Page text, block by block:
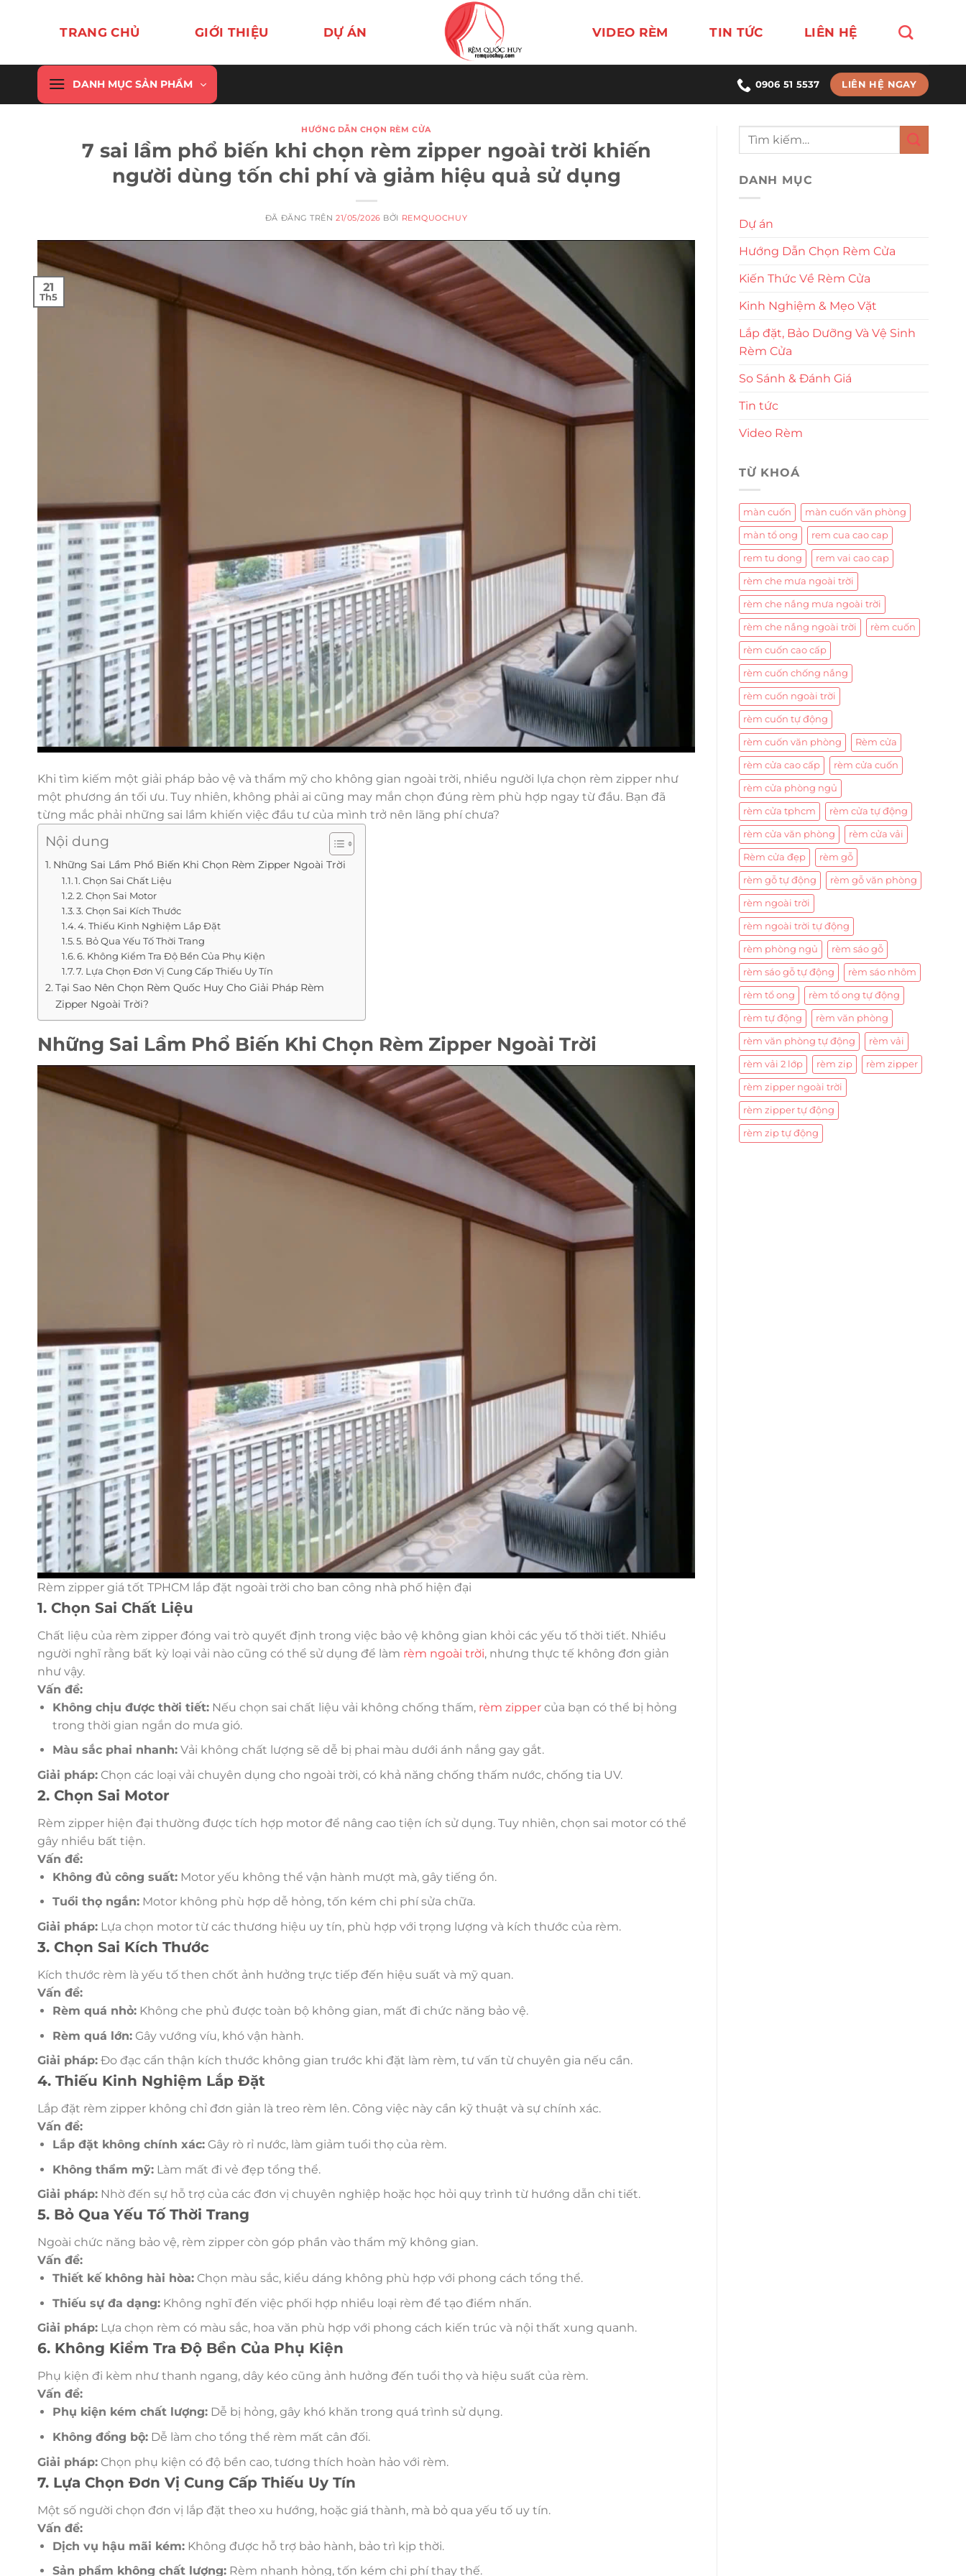
dung
TRANG CHỦ GIỚI THIỆU DỰ ÁN VIDEO RÈM TIN TỨC LIÊN HỆ
DANH MỤC SẢN PHẨM 0906 51 5537 LIÊN HỆ NGAY
HƯỚNG DẪN CHỌN RÈM CỬA
7 sai lầm phổ biến khi chọn rèm zipper ngoài trời khiến
người dùng tốn chi phí và giảm hiệu quả sử dụng
ĐÃ ĐĂNG TRÊN21/05/2026 BỞI REMQUOCHUY
21
Th5
Khi tìm kiếm một giải pháp bảo vệ và thẩm mỹ cho không gian ngoài trời, nhiều người lựa chọn rèm zipper như
một phương án tối ưu. Tuy nhiên, không phải ai cũng may mắn chọn đúng rèm phù hợp ngay từ đầu. Bạn đã
từng mắc phải những sai lầm khiến việc đầu tư của mình trở nên lãng phí chưa?
Nội dung
Những Sai Lầm Phổ Biến Khi Chọn Rèm Zipper Ngoài Trời
1. Chọn Sai Chất Liệu
2. Chọn Sai Motor
3. Chọn Sai Kích Thước
4. Thiếu Kinh Nghiệm Lắp Đặt
5. Bỏ Qua Yếu Tố Thời Trang
6. Không Kiểm Tra Độ Bền Của Phụ Kiện
7. Lựa Chọn Đơn Vị Cung Cấp Thiếu Uy Tín
Tại Sao Nên Chọn Rèm Quốc Huy Cho Giải Pháp Rèm
Zipper Ngoài Trời?
Những Sai Lầm Phổ Biến Khi Chọn Rèm Zipper Ngoài Trời
Rèm zipper giá tốt TPHCM lắp đặt ngoài trời cho ban công nhà phố hiện đại
1. Chọn Sai Chất Liệu
Chất liệu của rèm zipper đóng vai trò quyết định trong việc bảo vệ không gian khỏi các yếu tố thời tiết. Nhiều
người nghĩ rằng bất kỳ loại vải nào cũng có thể sử dụng để làm rèm ngoài trời, nhưng thực tế không đơn giản
như vậy.
Vấn đề:
Không chịu được thời tiết:Nếu chọn sai chất liệu vải không chống thấm, rèm zippercủa bạn có thể bị hỏng
trong thời gian ngắn do mưa gió.
Màu sắc phai nhanh:Vải không chất lượng sẽ dễ bị phai màu dưới ánh nắng gay gắt.
Giải pháp: Chọn các loại vải chuyên dụng cho ngoài trời, có khả năng chống thấm nước, chống tia UV.
2. Chọn Sai Motor
Rèm zipper hiện đại thường được tích hợp motor để nâng cao tiện ích sử dụng. Tuy nhiên, chọn sai motor có thể
gây nhiều bất tiện.
Vấn đề:
Không đủ công suất:Motor yếu không thể vận hành mượt mà, gây tiếng ồn.
Tuổi thọ ngắn:Motor không phù hợp dễ hỏng, tốn kém chi phí sửa chữa.
Giải pháp: Lựa chọn motor từ các thương hiệu uy tín, phù hợp với trọng lượng và kích thước của rèm.
3. Chọn Sai Kích Thước
Kích thước rèm là yếu tố then chốt ảnh hưởng trực tiếp đến hiệu suất và mỹ quan.
Vấn đề:
Rèm quá nhỏ:Không che phủ được toàn bộ không gian, mất đi chức năng bảo vệ.
Rèm quá lớn:Gây vướng víu, khó vận hành.
Giải pháp: Đo đạc cẩn thận kích thước không gian trước khi đặt làm rèm, tư vấn từ chuyên gia nếu cần.
4. Thiếu Kinh Nghiệm Lắp Đặt
Lắp đặt rèm zipper không chỉ đơn giản là treo rèm lên. Công việc này cần kỹ thuật và sự chính xác.
Vấn đề:
Lắp đặt không chính xác:Gây rò rỉ nước, làm giảm tuổi thọ của rèm.
Không thẩm mỹ:Làm mất đi vẻ đẹp tổng thể.
Giải pháp: Nhờ đến sự hỗ trợ của các đơn vị chuyên nghiệp hoặc học hỏi quy trình từ hướng dẫn chi tiết.
5. Bỏ Qua Yếu Tố Thời Trang
Ngoài chức năng bảo vệ, rèm zipper còn góp phần vào thẩm mỹ không gian.
Vấn đề:
Thiết kế không hài hòa:Chọn màu sắc, kiểu dáng không phù hợp với phong cách tổng thể.
Thiếu sự đa dạng:Không nghĩ đến việc phối hợp nhiều loại rèm để tạo điểm nhấn.
Giải pháp: Lựa chọn rèm có màu sắc, hoa văn phù hợp với phong cách kiến trúc và nội thất xung quanh.
6. Không Kiểm Tra Độ Bền Của Phụ Kiện
Phụ kiện đi kèm như thanh ngang, dây kéo cũng ảnh hưởng đến tuổi thọ và hiệu suất của rèm.
Vấn đề:
Phụ kiện kém chất lượng:Dễ bị hỏng, gây khó khăn trong quá trình sử dụng.
Không đồng bộ:Dễ làm cho tổng thể rèm mất cân đối.
Giải pháp: Chọn phụ kiện có độ bền cao, tương thích hoàn hảo với rèm.
7. Lựa Chọn Đơn Vị Cung Cấp Thiếu Uy Tín
Một số người chọn đơn vị lắp đặt theo xu hướng, hoặc giá thành, mà bỏ qua yếu tố uy tín.
Vấn đề:
Dịch vụ hậu mãi kém:Không được hỗ trợ bảo hành, bảo trì kịp thời.
Sản phẩm không chất lượng:Rèm nhanh hỏng, tốn kém chi phí thay thế.
DANH MỤC
Dự án
Hướng Dẫn Chọn Rèm Cửa
Kiến Thức Về Rèm Cửa
Kinh Nghiệm & Mẹo Vặt
Lắp đặt, Bảo Dưỡng Và Vệ Sinh
Rèm Cửa
So Sánh & Đánh Giá
Tin tức
Video Rèm
TỪ KHOÁ
màn cuốn màn cuốn văn phòng
màn tổ ong rem cua cao cap
rem tu dong rem vai cao cap
rèm che mưa ngoài trời
rèm che nắng mưa ngoài trời
rèm che nắng ngoài trời rèm cuốn
rèm cuốn cao cấp
rèm cuốn chống nắng
rèm cuốn ngoài trời
rèm cuốn tự động
rèm cuốn văn phòng Rèm cửa
rèm cửa cao cấp rèm cửa cuốn
rèm cửa phòng ngủ
rèm cửa tphcm rèm cửa tự động
rèm cửa văn phòng rèm cửa vải
Rèm cửa đẹp rèm gỗ
rèm gỗ tự động rèm gỗ văn phòng
rèm ngoài trời
rèm ngoài trời tự động
rèm phòng ngủ rèm sáo gỗ
rèm sáo gỗ tự động rèm sáo nhôm
rèm tổ ong rèm tổ ong tự động
rèm tự động rèm văn phòng
rèm văn phòng tự động rèm vải
rèm vải 2 lớp rèm zip rèm zipper
rèm zipper ngoài trời
rèm zipper tự động
rèm zip tự động